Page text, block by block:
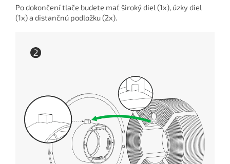
Po dokončení tlače budete mať široký diel (1x), úzky diel
(1x) a distančnú podložku (2x).